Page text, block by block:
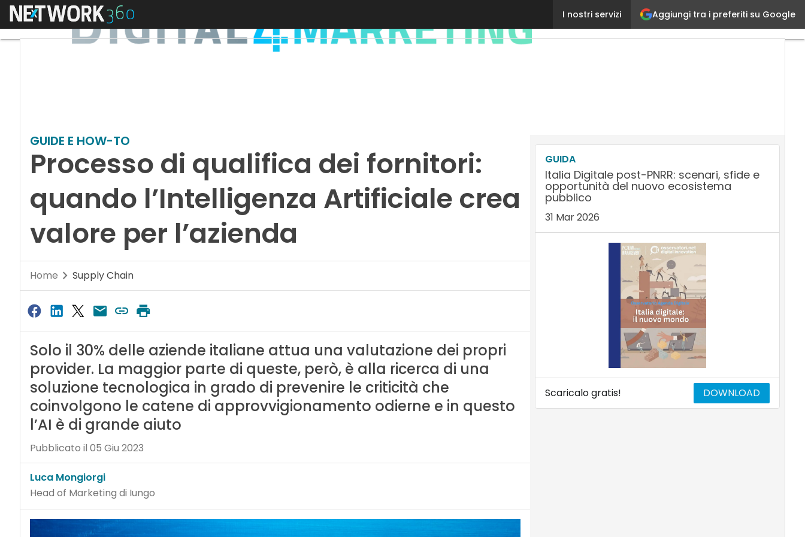
Aggiungi tra i preferiti su Google
I nostri servizi
Menu Processo di qualifica dei fornitori: quando
GUIDE E HOW-TO
Processo di qualifica dei fornitori:
quando l’Intelligenza Artificiale crea
valore per l’azienda
Home Supply Chain
Solo il 30% delle aziende italiane attua una valutazione dei propri
provider. La maggior parte di queste, però, è alla ricerca di una
soluzione tecnologica in grado di prevenire le criticità che
coinvolgono le catene di approvvigionamento odierne e in questo
l’AI è di grande aiuto
Pubblicato il 05 Giu 2023
Luca Mongiorgi
Head of Marketing di Iungo
GUIDA
Italia Digitale post-PNRR: scenari, sfide e
opportunità del nuovo ecosistema
pubblico
31 Mar 2026
Scaricalo gratis! DOWNLOAD